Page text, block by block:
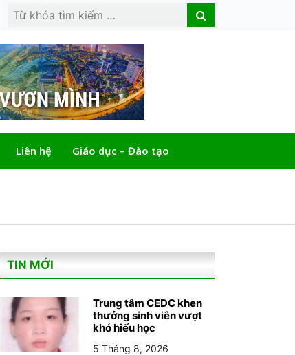
Search
Search
Liên hệ Giáo dục – Đào tạo
TIN MỚI
Trung tâm CEDC khen
thưởng sinh viên vượt
khó hiếu học
5 Tháng 8, 2026